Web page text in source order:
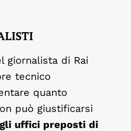
giornalista di Rai
tecnico
quanto
può giustificarsi
uffici preposti di